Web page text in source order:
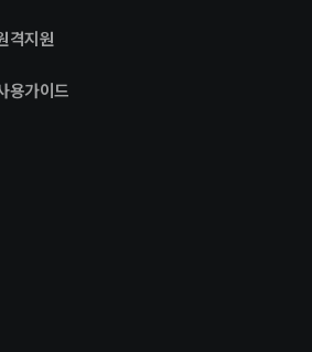
격지원
용가이드